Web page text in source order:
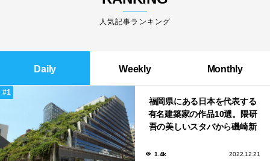
人気記事ランキング
Daily Weekly Monthly
福岡県にある日本を代表する
有名建築家の作品10選。隈研
吾の美しいスタバから磯崎新
1.4k 2022.12.21